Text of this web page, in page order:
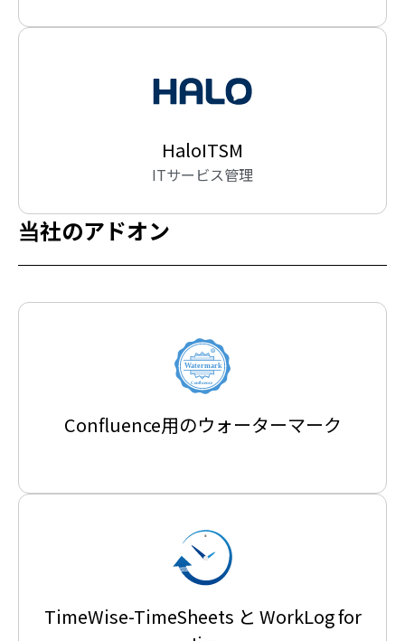
HaloITSM
ITサービス管理
当社のアドオン
Confluence用のウォーターマーク
TimeWise-TimeSheets と WorkLog for